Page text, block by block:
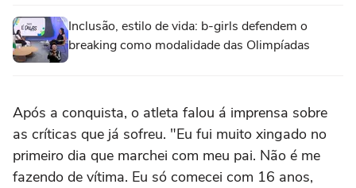
Inclusão, estilo de vida: b-girls defendem o
breaking como modalidade das Olimpíadas
Após a conquista, o atleta falou á imprensa sobre
as críticas que já sofreu. "Eu fui muito xingado no
primeiro dia que marchei com meu pai. Não é me
fazendo de vítima. Eu só comecei com 16 anos,